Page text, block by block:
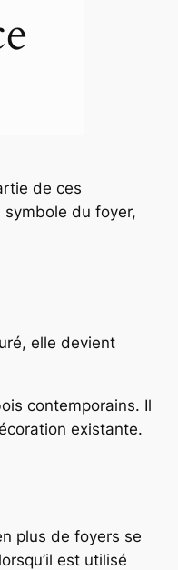
de ces
du foyer,
elle devient
contemporains. Il
existante.
plus de foyers se
est utilisé